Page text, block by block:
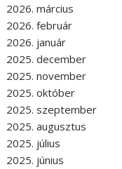
2026. március
2026. február
2026. január
2025. december
2025. november
2025. október
2025. szeptember
2025. augusztus
2025. július
2025. június